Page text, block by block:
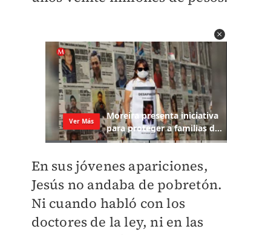
En sus jóvenes apariciones,
Jesús no andaba de pobretón.
Ni cuando habló con los
doctores de la ley, ni en las